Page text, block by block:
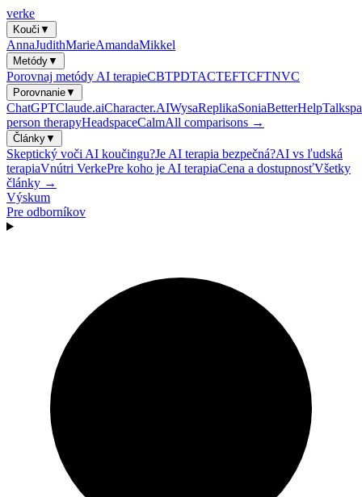
verke
Kouči ▼
AnnaJudithMarieAmandaMikkel
Metódy▼
Porovnaj metódy AI terapieCBTPDTACTEFTCFTNVC
Porovnanie▼
ChatGPTClaude.aiCharacter.AIWysaReplikaSoniaBetterHelp
person therapyHeadspaceCalmAll comparisons →
Články▼
Skeptický voči AI koučingu?Je AI terapia bezpečná?AI vs ľudská
terapiaVnútri VerkePre koho je AI terapiaCena a dostupnosťVšetky
články →
Výskum
Pre odborníkov